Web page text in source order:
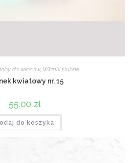
do włosów, Wianki ślubne
kwiatowy nr. 15
55,00 zł
do koszyka